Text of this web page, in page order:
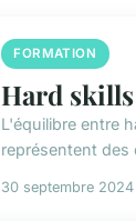
FORMATION
Hard
L'équilibre entre
représentent
30 septembre 2024